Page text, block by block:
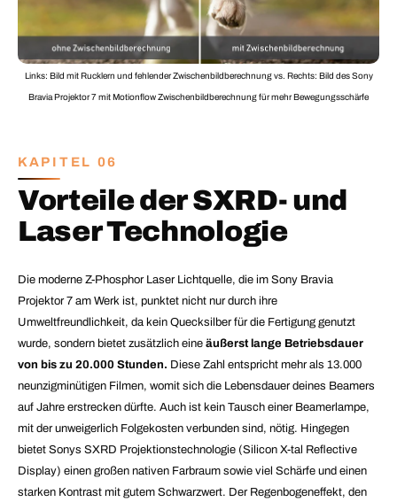
Links: Bild mit Rucklern und fehlender Zwischenbildberechnung vs. Rechts: Bild des Sony
Bravia Projektor 7 mit Motionflow Zwischenbildberechnung für mehr Bewegungsschärfe
KAPITEL 06
Vorteile der SXRD- und
Laser Technologie
Die moderne Z-Phosphor Laser Lichtquelle, die im Sony Bravia
Projektor 7 am Werk ist, punktet nicht nur durch ihre
Umweltfreundlichkeit, da kein Quecksilber für die Fertigung genutzt
wurde, sondern bietet zusätzlich eine äußerst lange Betriebsdauer
von bis zu 20.000 Stunden. Diese Zahl entspricht mehr als 13.000
neunzigminütigen Filmen, womit sich die Lebensdauer deines Beamers
auf Jahre erstrecken dürfte. Auch ist kein Tausch einer Beamerlampe,
mit der unweigerlich Folgekosten verbunden sind, nötig. Hingegen
bietet Sonys SXRD Projektionstechnologie (Silicon X-tal Reflective
Display) einen großen nativen Farbraum sowie viel Schärfe und einen
starken Kontrast mit gutem Schwarzwert. Der Regenbogeneffekt, den